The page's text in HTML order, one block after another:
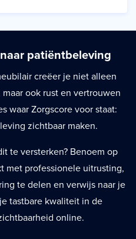
patiëntbeleving
creëer je niet alleen
ook rust en vertrouwen
waar Zorgscore voor staat:
zichtbaar maken.
te versterken? Benoem op
met professionele uitrusting,
te delen en verwijs naar je
tastbare kwaliteit in de
online.